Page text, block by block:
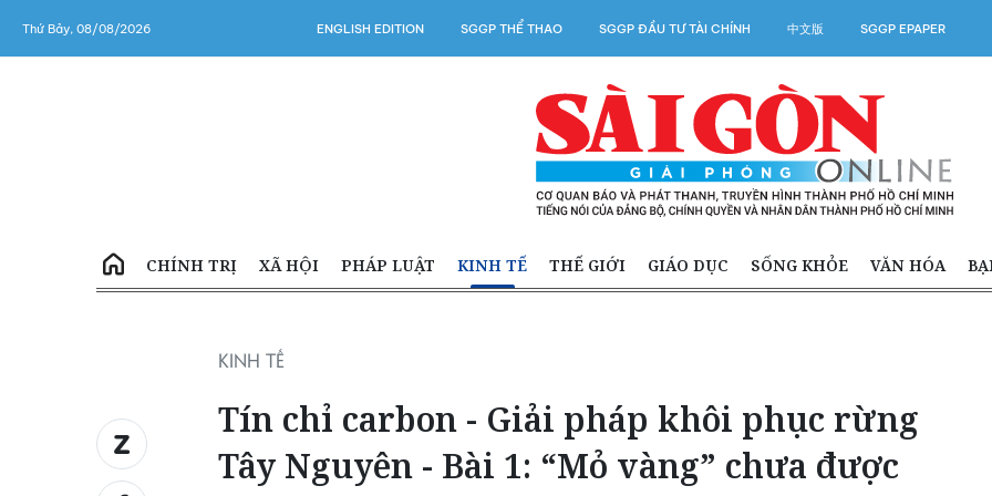
Thứ Bảy, 08/08/2026 ENGLISH EDITION SGGP THỂ THAO SGGP ĐẦU TƯ TÀI CHÍNH 中文版 SGGP EPAPER
CHÍNH TRỊ XÃ HỘI PHÁP LUẬT KINH TẾ THẾ GIỚI GIÁO DỤC SỐNG KHỎE VĂN HÓA
KINH TẾ
Tín chỉ carbon - Giải pháp khôi phục rừng
Tây Nguyên - Bài 1: “Mỏ vàng” chưa được